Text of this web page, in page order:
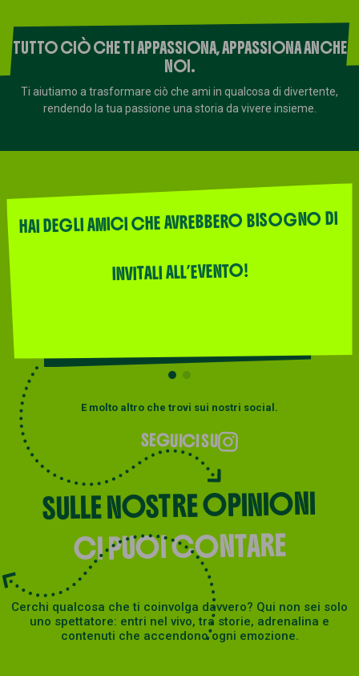
TUTTO CIÒ CHE TI APPASSIONA, APPASSIONA ANCHE
NOI.
Ti aiutiamo a trasformare ciò che ami in qualcosa di divertente,
rendendo la tua passione una storia da vivere insieme.
E molto altro che trovi sui nostri social.
SEGUICI SU
SULLE NOSTRE OPINIONI
CI PUOI CONTARE
Cerchi qualcosa che ti coinvolga davvero? Qui non sei solo
uno spettatore: entri nel vivo, tra storie, adrenalina e
contenuti che accendono ogni emozione.
HAI DEGLI AMICI CHE AVREBBERO BISOGNO DI
INVITALI ALL’EVENTO!